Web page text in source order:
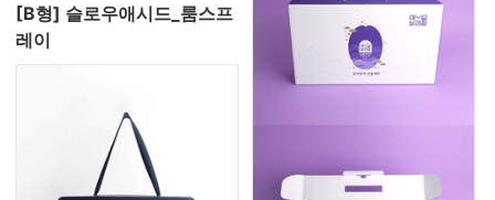
[B형] 슬로우애시드_룸스프
레이